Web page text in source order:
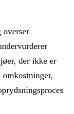
overser
der ikke er